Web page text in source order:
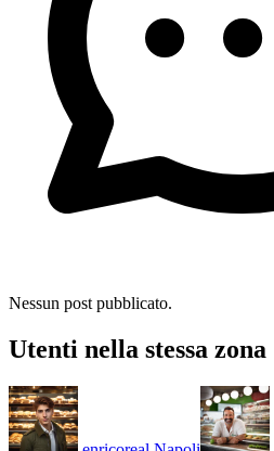
Nessun post pubblicato.
Utenti nella stessa zona